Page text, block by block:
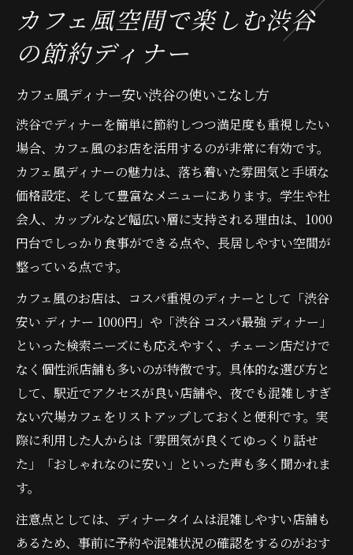
カフェ風空間で楽しむ渋谷
の節約ディナー
カフェ風ディナー安い渋谷の使いこなし方
渋谷でディナーを簡単に節約しつつ満足度も重視したい
場合、カフェ風のお店を活用するのが非常に有効です。
カフェ風ディナーの魅力は、落ち着いた雰囲気と手頃な
価格設定、そして豊富なメニューにあります。学生や社
会人、カップルなど幅広い層に支持される理由は、1000
円台でしっかり食事ができる点や、長居しやすい空間が
整っている点です。
カフェ風のお店は、コスパ重視のディナーとして「渋谷
安い ディナー 1000円」や「渋谷 コスパ最強 ディナー」
といった検索ニーズにも応えやすく、チェーン店だけで
なく個性派店舗も多いのが特徴です。具体的な選び方と
して、駅近でアクセスが良い店舗や、夜でも混雑しすぎ
ない穴場カフェをリストアップしておくと便利です。実
際に利用した人からは「雰囲気が良くてゆっくり話せ
た」「おしゃれなのに安い」といった声も多く聞かれま
す。
注意点としては、ディナータイムは混雑しやすい店舗も
あるため、事前に予約や混雑状況の確認をするのがおす